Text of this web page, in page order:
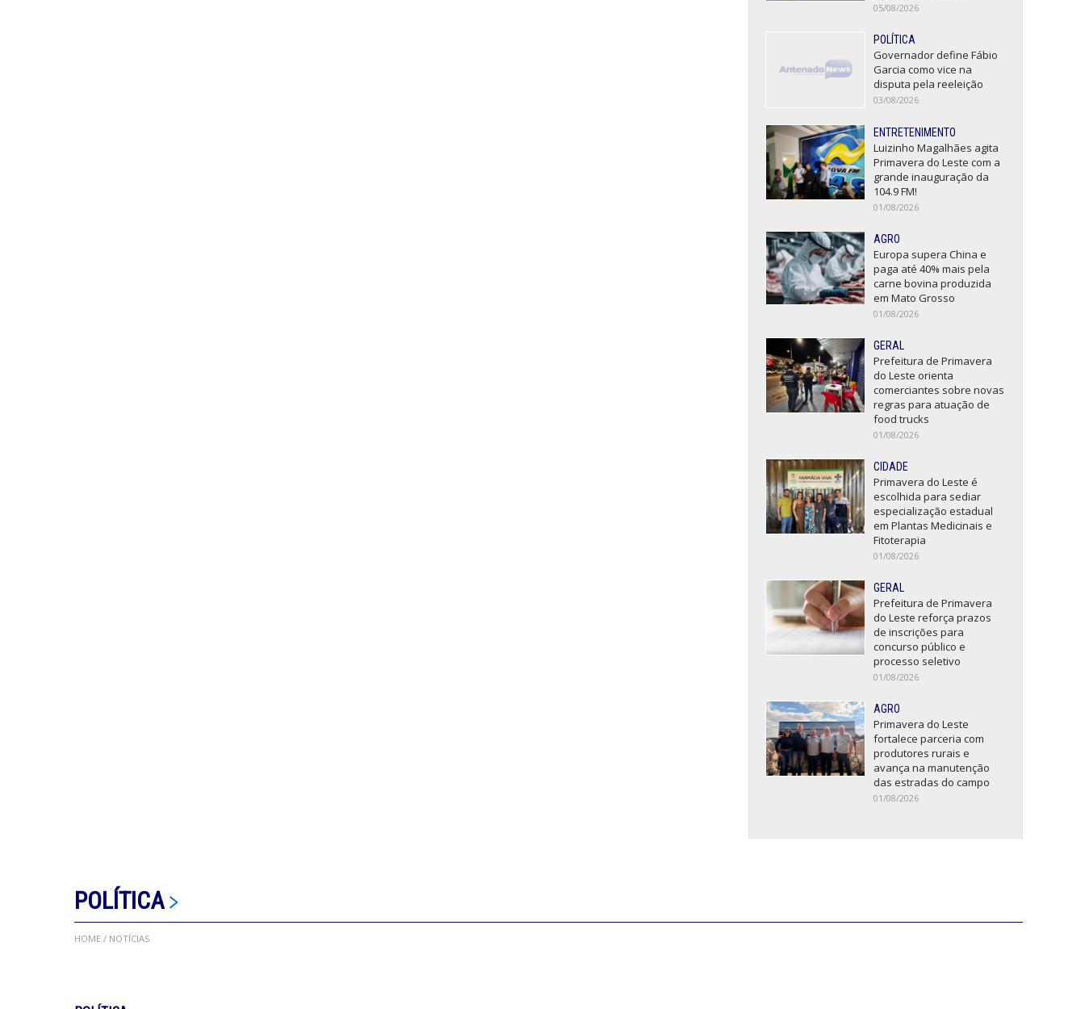
05/08/2026
POLÍTICA
Governador define Fábio
Garcia como vice na
disputa pela reeleição
03/08/2026
ENTRETENIMENTO
Luizinho Magalhães agita
Primavera do Leste com a
grande inauguração da
104.9 FM!
01/08/2026
AGRO
Europa supera China e
paga até 40% mais pela
carne bovina produzida
em Mato Grosso
01/08/2026
GERAL
Prefeitura de Primavera
do Leste orienta
comerciantes sobre novas
regras para atuação de
food trucks
01/08/2026
CIDADE
Primavera do Leste é
escolhida para sediar
especialização estadual
em Plantas Medicinais e
Fitoterapia
01/08/2026
GERAL
Prefeitura de Primavera
do Leste reforça prazos
de inscrições para
concurso público e
processo seletivo
01/08/2026
AGRO
Primavera do Leste
fortalece parceria com
produtores rurais e
avança na manutenção
das estradas do campo
01/08/2026
POLÍTICA
HOME / NOTÍCIAS